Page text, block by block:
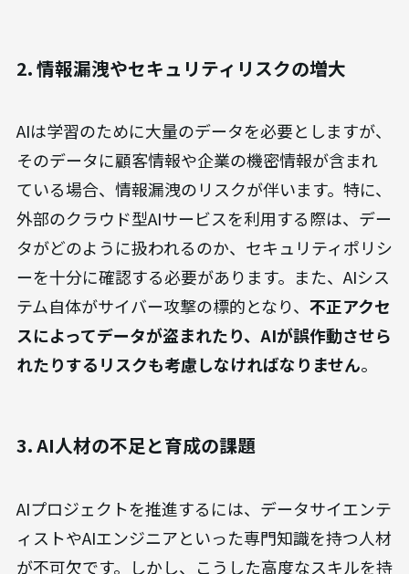
2. 情報漏洩やセキュリティリスクの増大
AIは学習のために大量のデータを必要としますが、
そのデータに顧客情報や企業の機密情報が含まれ
ている場合、情報漏洩のリスクが伴います。特に、
外部のクラウド型AIサービスを利用する際は、デー
タがどのように扱われるのか、セキュリティポリシ
ーを十分に確認する必要があります。また、AIシス
テム自体がサイバー攻撃の標的となり、 不正アクセ
スによってデータが盗まれたり、AIが誤作動させら
れたりするリスクも考慮しなければなりません。
3. AI人材の不足と育成の課題
AIプロジェクトを推進するには、データサイエンテ
ィストやAIエンジニアといった専門知識を持つ人材
が不可欠です。しかし、こうした高度なスキルを持